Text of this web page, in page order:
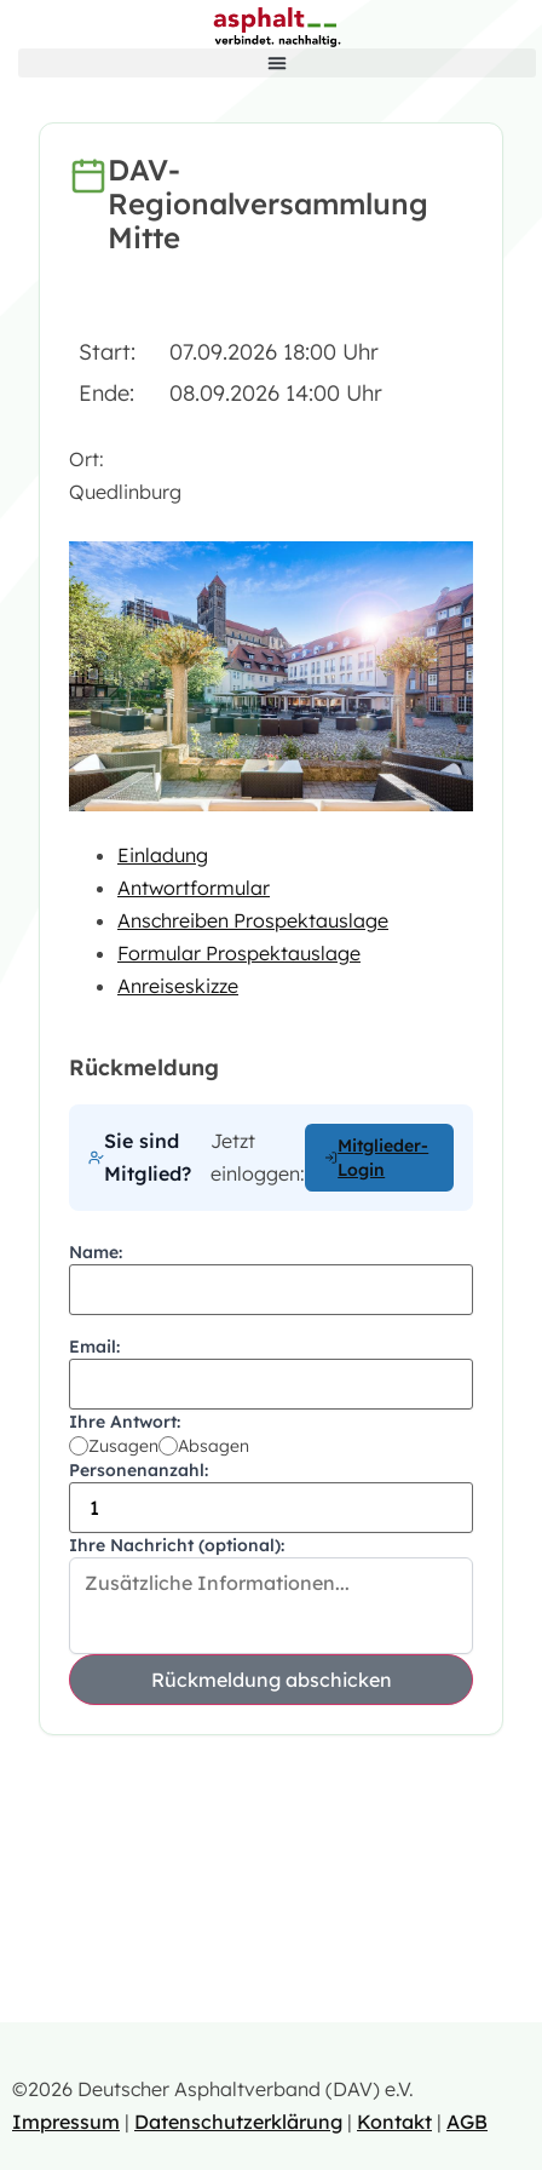
DAV-
Regionalversammlung
Mitte
Start:
07.09.2026 18:00 Uhr
Ende:
08.09.2026 14:00 Uhr
Ort:
Quedlinburg
Einladung
Antwortformular
Anschreiben Prospektauslage
Formular Prospektauslage
Anreiseskizze
Rückmeldung
Sie sind
Mitglied?
Jetzt
einloggen:
Mitglieder-
Login
Name:
Email:
Ihre Antwort:
Zusagen
Absagen
Personenanzahl:
Ihre Nachricht (optional):
Rückmeldung abschicken
©2026 Deutscher Asphaltverband (DAV) e.V.
Impressum | Datenschutzerklärung | Kontakt | AGB